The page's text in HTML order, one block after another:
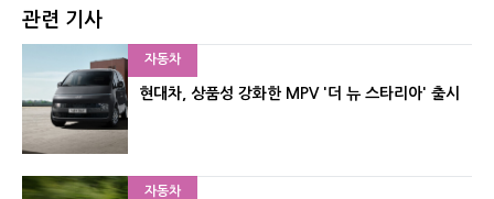
관련 기사
자동차
현대차, 상품성 강화한 MPV '더 뉴 스타리아' 출시
자동차